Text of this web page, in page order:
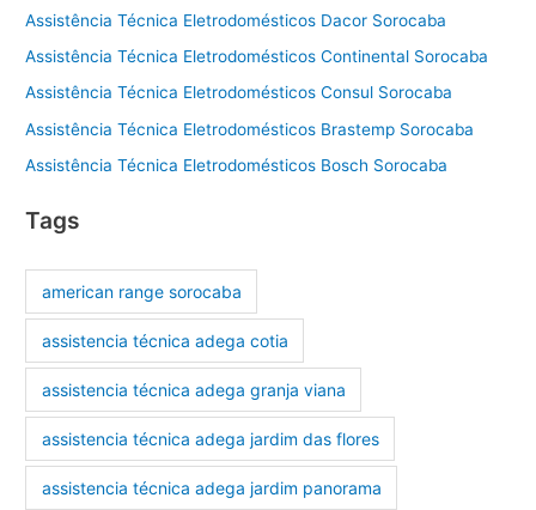
Assistência Técnica Eletrodomésticos Dacor Sorocaba
Assistência Técnica Eletrodomésticos Continental Sorocaba
Assistência Técnica Eletrodomésticos Consul Sorocaba
Assistência Técnica Eletrodomésticos Brastemp Sorocaba
Assistência Técnica Eletrodomésticos Bosch Sorocaba
Tags
american range sorocaba
assistencia técnica adega cotia
assistencia técnica adega granja viana
assistencia técnica adega jardim das flores
assistencia técnica adega jardim panorama